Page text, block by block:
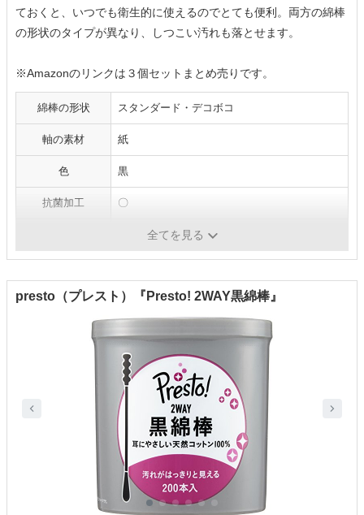
ておくと、いつでも衛生的に使えるのでとても便利。両方の綿棒
の形状のタイプが異なり、しつこい汚れも落とせます。
※Amazonのリンクは３個セットまとめ売りです。
綿棒の形状 スタンダード・デコボコ
軸の素材 紙
色 黒
抗菌加工 〇
個包装全てを見る
presto（プレスト）『Presto! 2WAY黒綿棒』